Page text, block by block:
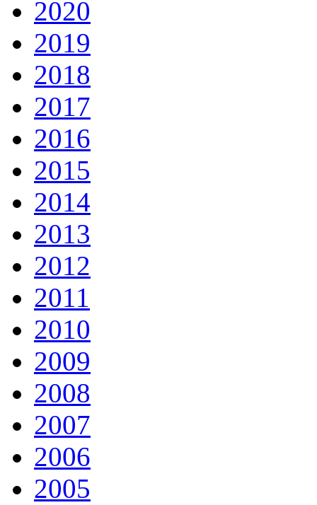
2020
2019
2018
2017
2016
2015
2014
2013
2012
2011
2010
2009
2008
2007
2006
2005